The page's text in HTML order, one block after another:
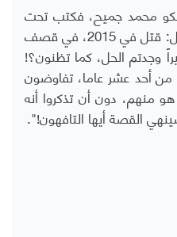
محمد جميح، فكتب تحت
عنوان "فلم سخيف"، حيث قال: قتل في 2015، في قصف
وجدتم الحل، كما تظنون؟!
من أحد عشر عاما، تفاوضون
منهم، دون أن تذكروا أنه
القصة أيها التافهون!".